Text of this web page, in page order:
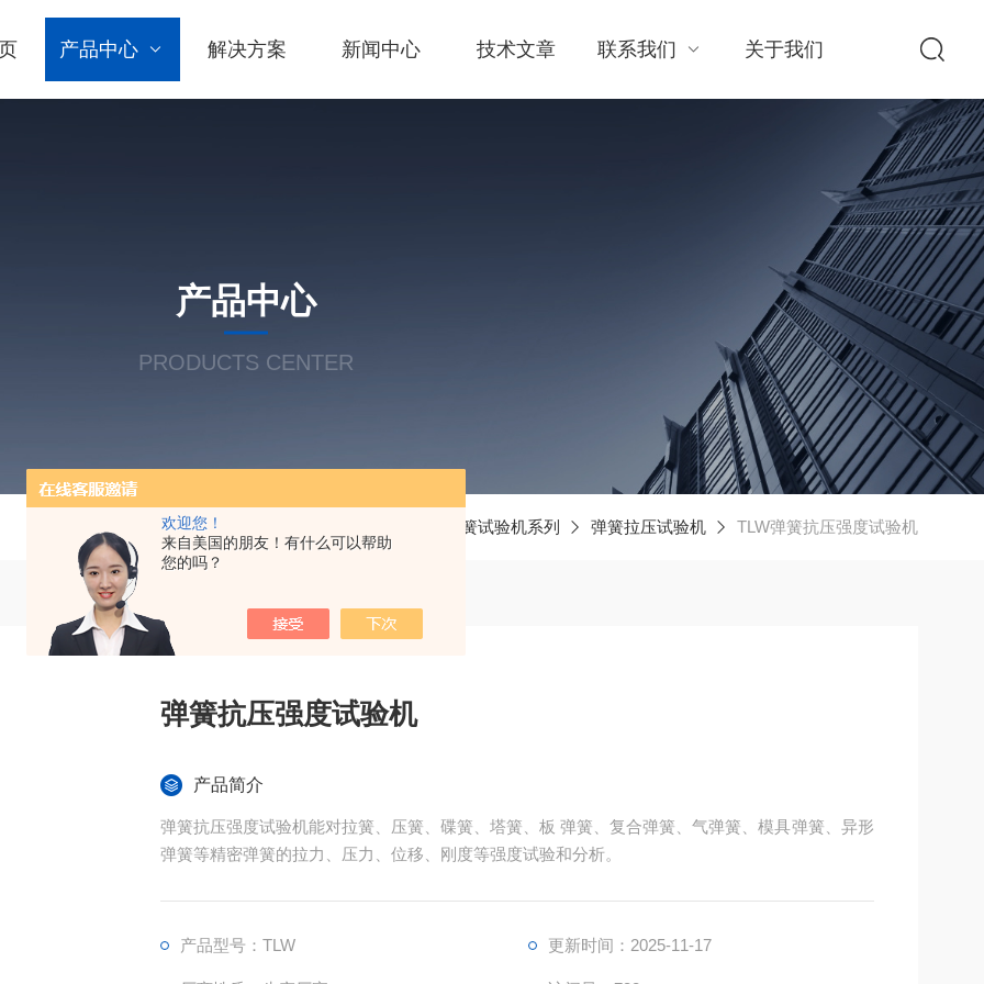
欢迎您！
来自美国的朋友！有什么可以帮助
您的吗？
产品中心 解决方案 新闻中心 技术文章 联系我们 关于我们
产品中心
PRODUCTS CENTER
当前位置： 弹簧试验机系列 弹簧拉压试验机 TLW弹簧抗压强度试验机
弹簧抗压强度试验机
产品简介
弹簧抗压强度试验机能对拉簧、压簧、碟簧、塔簧、板 弹簧、复合弹簧、气弹簧、模具弹簧、异形
弹簧等精密弹簧的拉力、压力、位移、刚度等强度试验和分析。
产品型号：TLW 更新时间：2025-11-17